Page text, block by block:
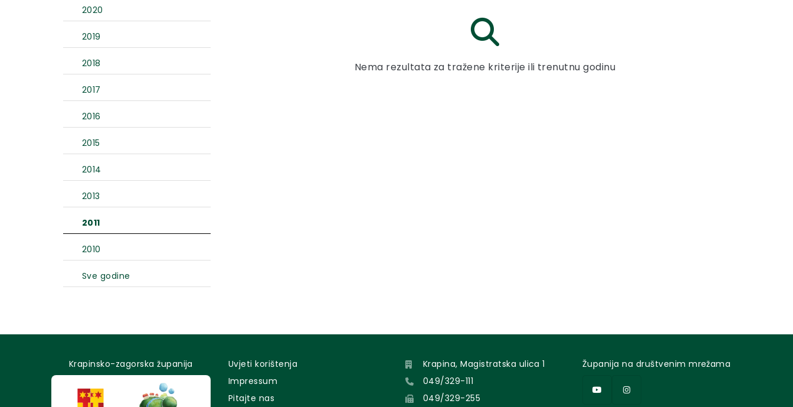
2020
2019
2018
2017
2016
2015
2014
2013
2011
2010
Sve godine
Nema rezultata za tražene kriterije ili trenutnu godinu
Krapinsko-zagorska županija
Uvjeti korištenja
Impressum
Pitajte nas
Krapina, Magistratska ulica 1
049/329-111
049/329-255
Županija na društvenim mrežama